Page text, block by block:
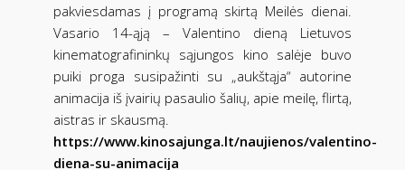
pakviesdamas į programą skirtą Meilės dienai.
Vasario 14-ąją – Valentino dieną Lietuvos
kinematografininkų sąjungos kino salėje buvo
puiki proga susipažinti su „aukštąja“ autorine
animacija iš įvairių pasaulio šalių, apie meilę, flirtą,
aistras ir skausmą.
https://www.kinosajunga.lt/naujienos/valentino-
diena-su-animacija